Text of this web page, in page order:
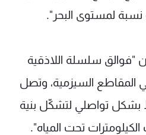
نسبة لمستوى البحر".
"فوالق سلسلة اللاذقية
المقاطع السيزمية، وتصل
بشكل تواصلي لتشكّل بنية
الكيلومترات تحت المياه".